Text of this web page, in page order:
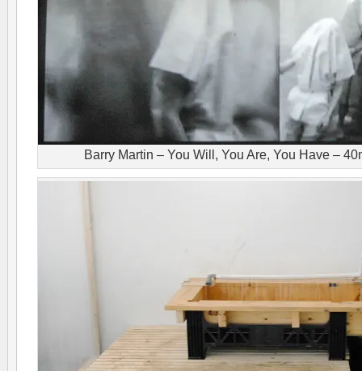
Barry Martin – You Will, You Are, You Have –